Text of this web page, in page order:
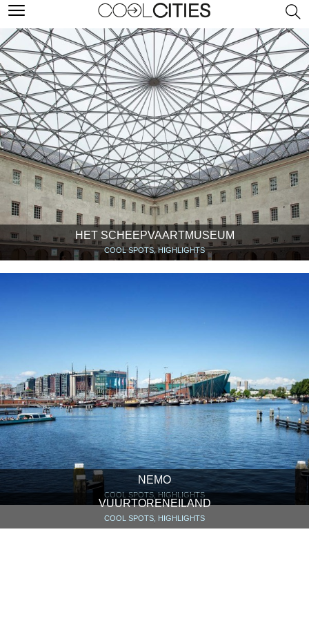
HET SCHEEPVAARTMUSEUM
COOL SPOTS, HIGHLIGHTS
NEMO
COOL SPOTS, HIGHLIGHTS
VUURTORENEILAND
COOL SPOTS, HIGHLIGHTS